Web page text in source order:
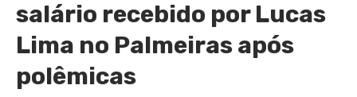
salário recebido por Lucas
Lima no Palmeiras após
polêmicas